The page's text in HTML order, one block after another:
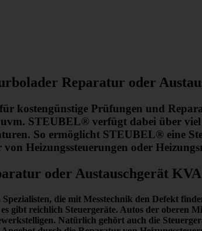
Reparatur oder
kostengünstige Prüfungen und
STEUBEL® verfügt dabei über
So ermöglicht STEUBEL® eine
Heizungssteuerungen oder
oder Austauschgerät KVA
die mit Messtechnik den Defekt
gibt reichlich Steuergeräte. Autos der oberen
Natürlich gehört auch die